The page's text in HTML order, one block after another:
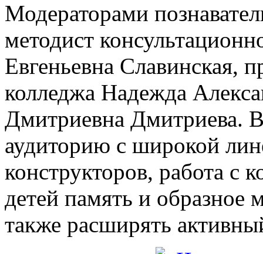
Модераторами
методист
Евгеньевна Славинская,
колледжа Надежда
Дмитриевна Дмитриева.
аудиторию с широкой
конструкторов, работа с
детей память и
также расширять